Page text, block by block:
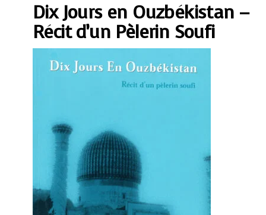
Récit
d'un
Pèlerin
Soufi
Dix Jours en Ouzbékistan –
Récit d’un Pèlerin Soufi